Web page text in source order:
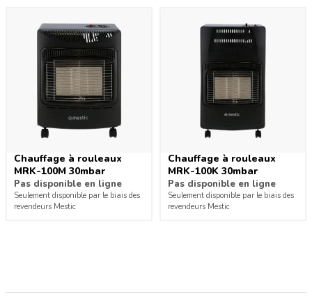
Chauffage à rouleaux
MRK-100M 30mbar
Pas disponible en ligne
Seulement disponible par le biais des
revendeurs Mestic
Chauffage à rouleaux
MRK-100K 30mbar
Pas disponible en ligne
Seulement disponible par le biais des
revendeurs Mestic